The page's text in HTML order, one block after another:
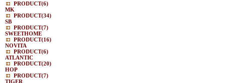
PRODUCT(6)
MK
PRODUCT(34)
SB
PRODUCT(7)
SWEETHOME
PRODUCT(16)
NOVITA
PRODUCT(6)
ATLANTIC
PRODUCT(20)
HOP
PRODUCT(7)
TIGER